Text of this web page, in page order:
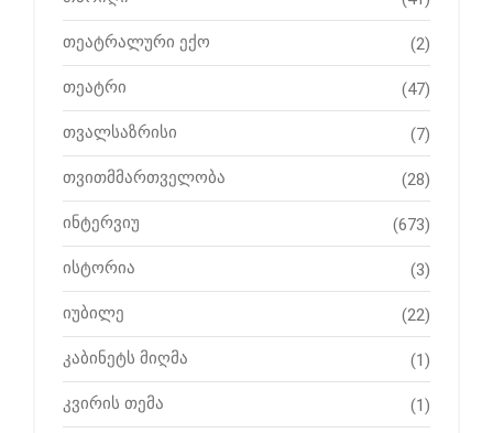
თეატრალური ექო (2)
თეატრი (47)
თვალსაზრისი (7)
თვითმმართველობა (28)
ინტერვიუ (673)
ისტორია (3)
იუბილე (22)
კაბინეტს მიღმა (1)
კვირის თემა (1)